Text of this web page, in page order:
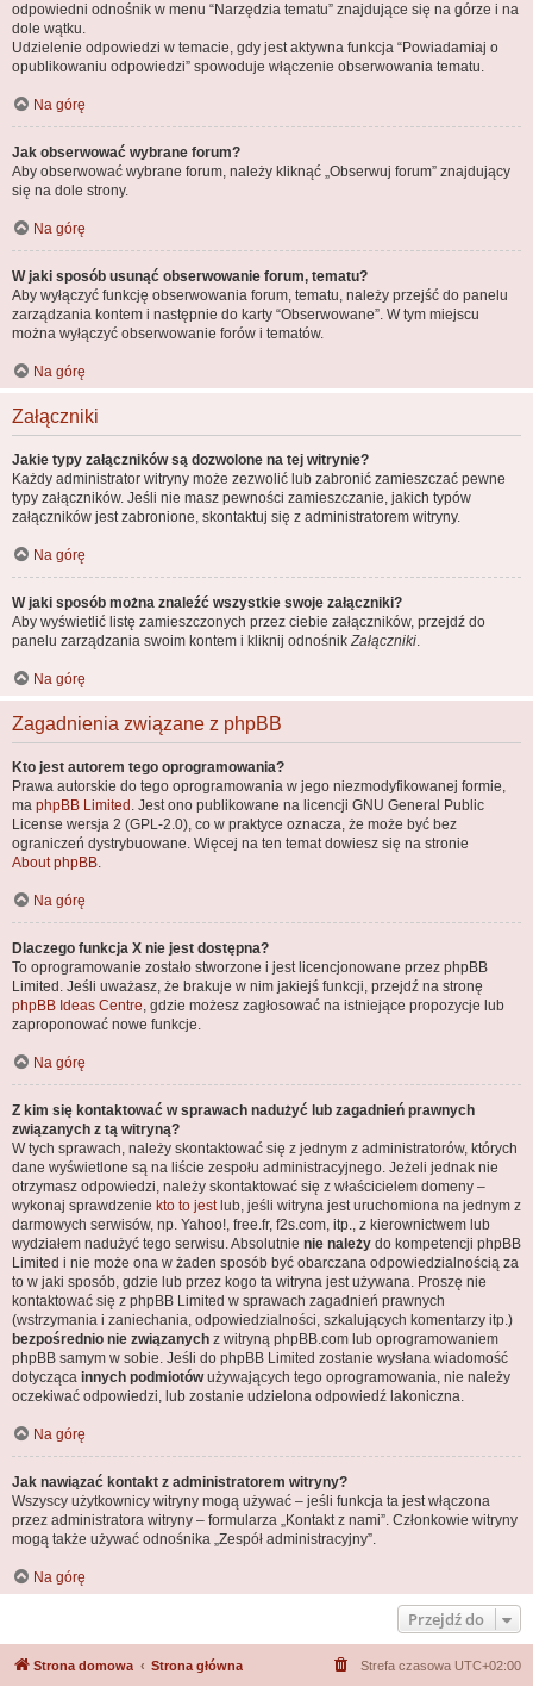
odpowiedni odnośnik w menu “Narzędzia tematu” znajdujące się na górze i na
dole wątku.
Udzielenie odpowiedzi w temacie, gdy jest aktywna funkcja “Powiadamiaj o
opublikowaniu odpowiedzi” spowoduje włączenie obserwowania tematu.
Na górę
Jak obserwować wybrane forum?
Aby obserwować wybrane forum, należy kliknąć „Obserwuj forum” znajdujący
się na dole strony.
Na górę
W jaki sposób usunąć obserwowanie forum, tematu?
Aby wyłączyć funkcję obserwowania forum, tematu, należy przejść do panelu
zarządzania kontem i następnie do karty “Obserwowane”. W tym miejscu
można wyłączyć obserwowanie forów i tematów.
Na górę
Załączniki
Jakie typy załączników są dozwolone na tej witrynie?
Każdy administrator witryny może zezwolić lub zabronić zamieszczać pewne
typy załączników. Jeśli nie masz pewności zamieszczanie, jakich typów
załączników jest zabronione, skontaktuj się z administratorem witryny.
Na górę
W jaki sposób można znaleźć wszystkie swoje załączniki?
Aby wyświetlić listę zamieszczonych przez ciebie załączników, przejdź do
panelu zarządzania swoim kontem i kliknij odnośnikZałączniki.
Na górę
Zagadnienia związane z phpBB
Kto jest autorem tego oprogramowania?
Prawa autorskie do tego oprogramowania w jego niezmodyfikowanej formie,
ma phpBB Limited . Jest ono publikowane na licencji GNU General Public
License wersja 2 (GPL-2.0), co w praktyce oznacza, że może być bez
ograniczeń dystrybuowane. Więcej na ten temat dowiesz się na stronie
About phpBB.
Na górę
Dlaczego funkcja X nie jest dostępna?
To oprogramowanie zostało stworzone i jest licencjonowane przez phpBB
Limited. Jeśli uważasz, że brakuje w nim jakiejś funkcji, przejdź na stronę
phpBB Ideas Centre, gdzie możesz zagłosować na istniejące propozycje lub
zaproponować nowe funkcje.
Na górę
Z kim się kontaktować w sprawach nadużyć lub zagadnień prawnych
związanych z tą witryną?
W tych sprawach, należy skontaktować się z jednym z administratorów, których
dane wyświetlone są na liście zespołu administracyjnego. Jeżeli jednak nie
otrzymasz odpowiedzi, należy skontaktować się z właścicielem domeny –
wykonaj sprawdzenie kto to jestlub, jeśli witryna jest uruchomiona na jednym z
darmowych serwisów, np. Yahoo!, free.fr, f2s.com, itp., z kierownictwem lub
wydziałem nadużyć tego serwisu. Absolutnie nie należy do kompetencji phpBB
Limited i nie może ona w żaden sposób być obarczana odpowiedzialnością za
to w jaki sposób, gdzie lub przez kogo ta witryna jest używana. Proszę nie
kontaktować się z phpBB Limited w sprawach zagadnień prawnych
(wstrzymania i zaniechania, odpowiedzialności, szkalujących komentarzy itp.)
bezpośrednio nie związanych z witryną phpBB.com lub oprogramowaniem
phpBB samym w sobie. Jeśli do phpBB Limited zostanie wysłana wiadomość
dotycząca innych podmiotówużywających tego oprogramowania, nie należy
oczekiwać odpowiedzi, lub zostanie udzielona odpowiedź lakoniczna.
Na górę
Jak nawiązać kontakt z administratorem witryny?
Wszyscy użytkownicy witryny mogą używać – jeśli funkcja ta jest włączona
przez administratora witryny – formularza „Kontakt z nami”. Członkowie witryny
mogą także używać odnośnika „Zespół administracyjny”.
Na górę
Przejdź do
Strona domowa Strona główna Strefa czasowa UTC+02:00